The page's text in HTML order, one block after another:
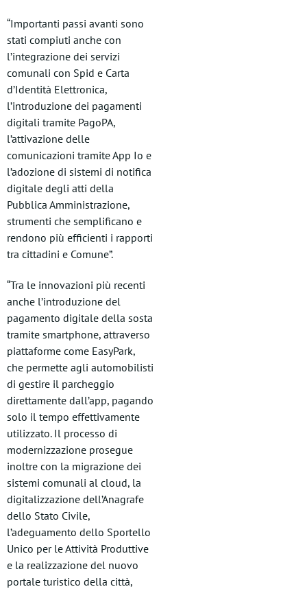
“Importanti passi avanti sono
stati compiuti anche con
l’integrazione dei servizi
comunali con Spid e Carta
d’Identità Elettronica,
l’introduzione dei pagamenti
digitali tramite PagoPA,
l’attivazione delle
comunicazioni tramite App Io e
l’adozione di sistemi di notifica
digitale degli atti della
Pubblica Amministrazione,
strumenti che semplificano e
rendono più efficienti i rapporti
tra cittadini e Comune”.
“Tra le innovazioni più recenti
anche l’introduzione del
pagamento digitale della sosta
tramite smartphone, attraverso
piattaforme come EasyPark,
che permette agli automobilisti
di gestire il parcheggio
direttamente dall’app, pagando
solo il tempo effettivamente
utilizzato. Il processo di
modernizzazione prosegue
inoltre con la migrazione dei
sistemi comunali al cloud, la
digitalizzazione dell’Anagrafe
dello Stato Civile,
l’adeguamento dello Sportello
Unico per le Attività Produttive
e la realizzazione del nuovo
portale turistico della città,